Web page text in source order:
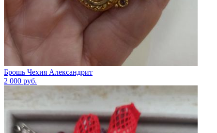
Брошь Чехия Александрит
2 000 руб.